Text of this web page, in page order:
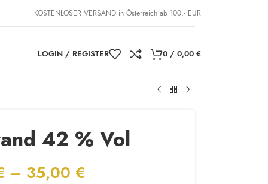
KOSTENLOSER VERSAND in Österreich ab 100,- EUR
LOGIN / REGISTER 0 / 0,00 €
42 % Vol
– 35,00€